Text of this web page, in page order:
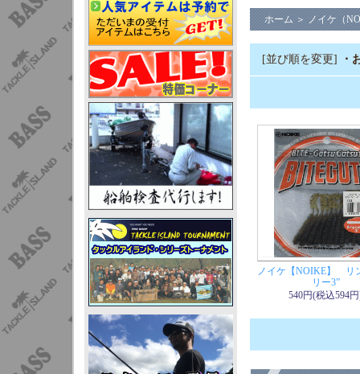
ホーム ＞ ノイケ（
[並び順を変更] ・
ノイケ【NOIKE】 リ
リー3”
540円(税込594